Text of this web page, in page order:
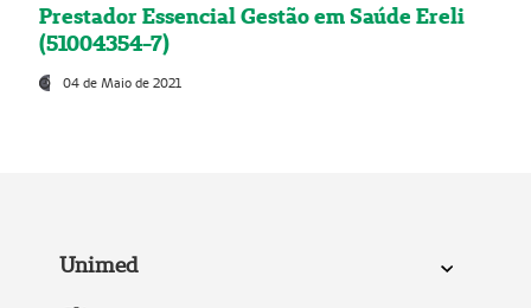
Prestador Essencial Gestão em Saúde Ereli
(51004354-7)
04 de Maio de 2021
Unimed